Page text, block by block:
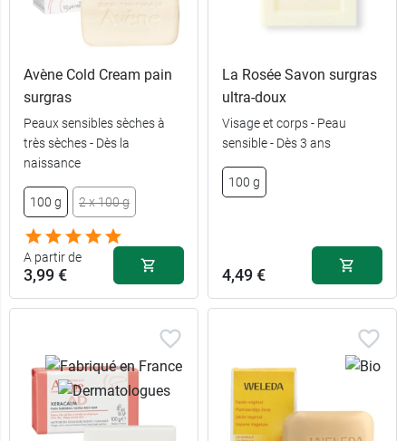
Avène Cold Cream pain
surgras
Peaux sensibles sèches à
très sèches - Dès la
naissance
100 g 2 x 100 g
A partir de
3,99 €
La Rosée Savon surgras
ultra-doux
Visage et corps - Peau
sensible - Dès 3 ans
100 g
4,49 €